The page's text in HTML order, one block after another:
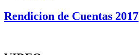
Rendicion de Cuentas 2017